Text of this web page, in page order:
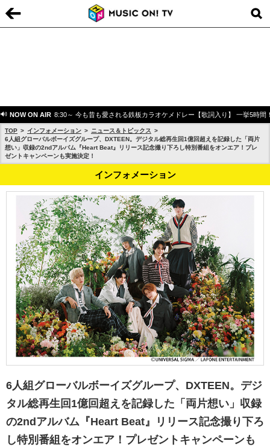
NOW ON AIR 8:30～ 今も昔も愛される鉄板カラオケメドレー【歌詞入り】 一挙5時間
TOP インフォメーション
ニュース＆トピックス
6人組グローバルボーイズグループ、DXTEEN。デジタル総再生回1億回超えを記録した「両片
想い」収録の2ndアルバム『Heart Beat』リリース記念撮り下ろし特別番組をオンエア！プレ
ゼントキャンペーンも実施決定！
インフォメーション
6人組グローバルボーイズグループ、DXTEEN。デジ
タル総再生回1億回超えを記録した「両片想い」収録
の2ndアルバム『Heart Beat』リリース記念撮り下ろ
し特別番組をオンエア！プレゼントキャンペーンも